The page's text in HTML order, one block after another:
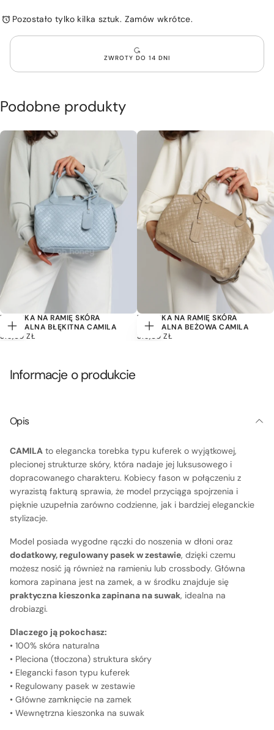
na
Skóra
CAMILA
na
Pozostało tylko kilka sztuk. Zamów wkrótce.
ZWROTY DO 14 DNI
Podobne produkty
Dodaj
do
TOREBKA NA RAMIĘ SKÓRA
NATURALNA BŁĘKITNA CAMILA
319,00
CENA
319,00 ZŁ Dodaj
do
TOREBKA NA RAMIĘ SKÓRA
NATURALNA BEŻOWA CAMILA
319,00
CENA
319,00 ZŁ
Informacje o produkcie
Opis
CAMILA to elegancka torebka typu kuferek o wyjątkowej,
plecionej strukturze skóry, która nadaje jej luksusowego i
dopracowanego charakteru. Kobiecy fason w połączeniu z
wyrazistą fakturą sprawia, że model przyciąga spojrzenia i
pięknie uzupełnia zarówno codzienne, jak i bardziej eleganckie
stylizacje.
Model posiada wygodne rączki do noszenia w dłoni oraz
dodatkowy, regulowany pasek w zestawie, dzięki czemu
możesz nosić ją również na ramieniu lub crossbody. Główna
komora zapinana jest na zamek, a w środku znajduje się
praktyczna kieszonka zapinana na suwak, idealna na
drobiazgi.
Dlaczego ją pokochasz:
• 100% skóra naturalna
• Pleciona (tłoczona) struktura skóry
• Elegancki fason typu kuferek
• Regulowany pasek w zestawie
• Główne zamknięcie na zamek
• Wewnętrzna kieszonka na suwak